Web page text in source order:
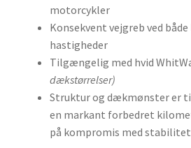
motorcykler
Konsekvent vejgreb ved
hastigheder
Tilgængelig med hvid
dækstørrelser)
Struktur og dækmønster er
en markant forbedret
på kompromis med